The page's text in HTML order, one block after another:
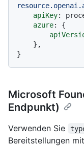
apiKey:
azure: {
Microsoft
Endpunkt)
Verwenden Sie
Bereitstellungen mit